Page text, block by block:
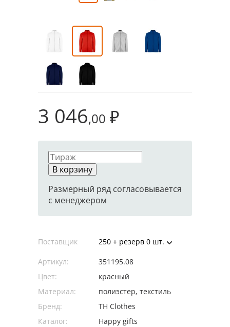
3 046,00 ₽
В корзину
Размерный ряд согласовывается
с менеджером
Поставщик 250 + резерв 0 шт.
Артикул:
351195.08
Цвет:
красный
Материал:
полиэстер, текстиль
Бренд:
TH Clothes
Каталог:
Happy gifts